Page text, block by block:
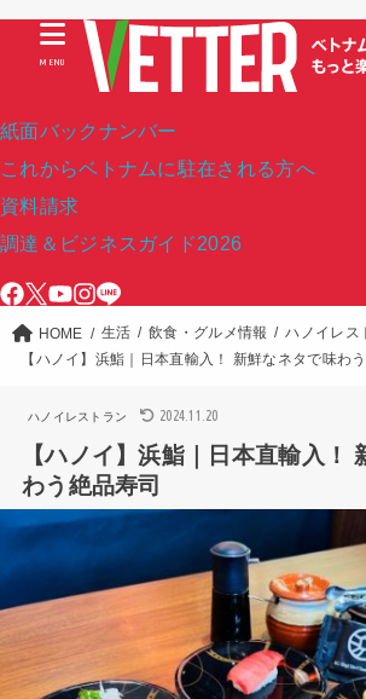
紙面バックナンバー
これからベトナムに駐在される方へ
資料請求
調達＆ビジネスガイド2026
MENU
HOME 生活 飲食・グルメ情報
ハノイレス
【ハノイ】浜鮨｜日本直輸入！ 新鮮なネタで味わ
ハノイレストラン 2024.11.20
【ハノイ】浜鮨｜日本直輸入！
わう絶品寿司